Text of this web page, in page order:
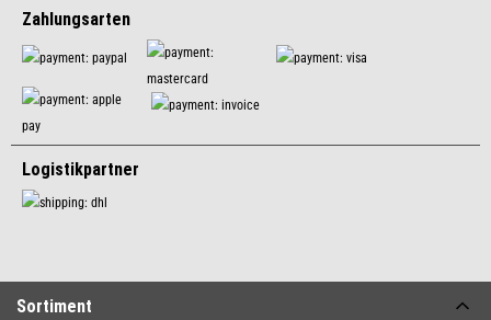
Zahlungsarten
Logistikpartner
Sortiment